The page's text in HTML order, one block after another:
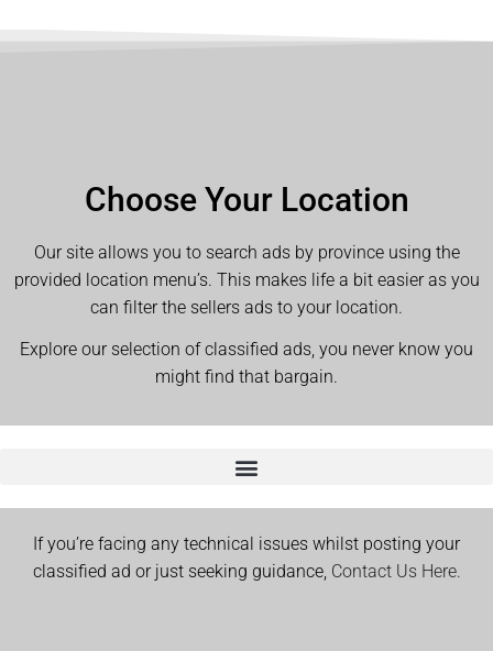
Choose Your Location
Our site allows you to search ads by province using the
provided location menu’s. This makes life a bit easier as you
can filter the sellers ads to your location.
Explore our selection of classified ads, you never know you
might find that bargain.
If you’re facing any technical issues whilst posting your
classified ad or just seeking guidance, Contact Us Here.